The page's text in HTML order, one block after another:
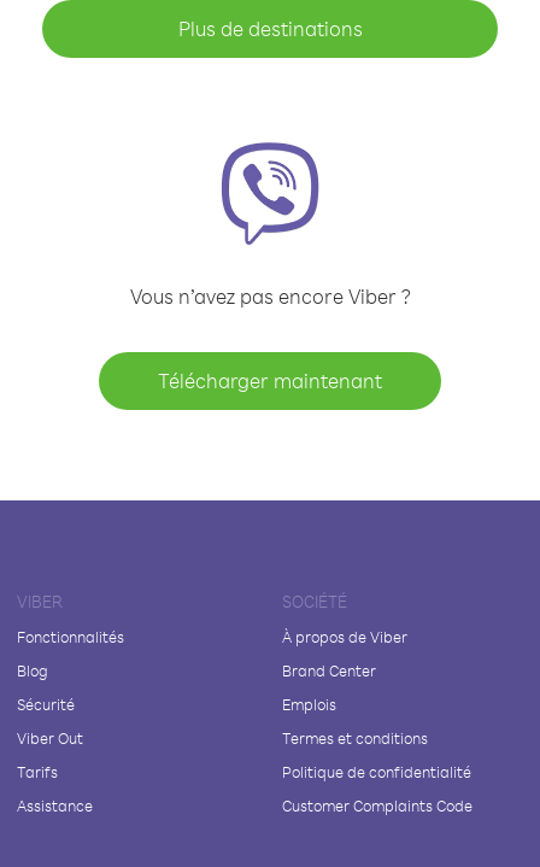
Plus de destinations
Vous n’avez pas encore Viber ?
Télécharger maintenant
VIBER
Fonctionnalités
Blog
Sécurité
Viber Out
Tarifs
Assistance
SOCIÉTÉ
À propos de Viber
Brand Center
Emplois
Termes et conditions
Politique de confidentialité
Customer Complaints Code